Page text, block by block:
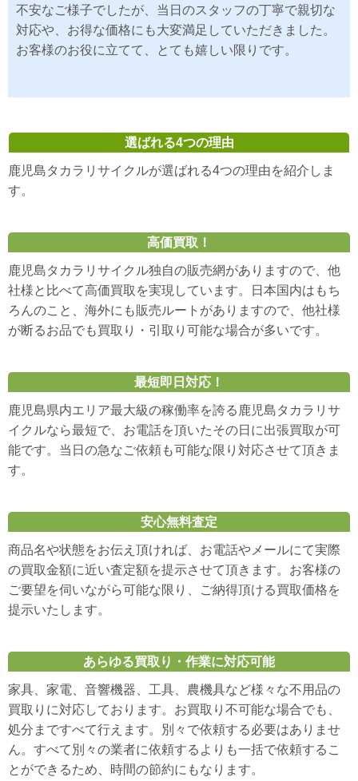
不安なご様子でしたが、当日のスタッフの丁寧で親切な
対応や、お得な価格にも大変満足していただきました。
お客様のお役に立てて、とても嬉しい限りです。
選ばれる4つの理由
鹿児島タカラリサイクルが選ばれる4つの理由を紹介しま
す。
高価買取！
鹿児島タカラリサイクル独自の販売網がありますので、他
社様と比べて高価買取を実現しています。日本国内はもち
ろんのこと、海外にも販売ルートがありますので、他社様
が断るお品でも買取り・引取り可能な場合が多いです。
最短即日対応！
鹿児島県内エリア最大級の稼働率を誇る鹿児島タカラリサ
イクルなら最短で、お電話を頂いたその日に出張買取が可
能です。当日の急なご依頼も可能な限り対応させて頂きま
す。
安心無料査定
商品名や状態をお伝え頂ければ、お電話やメールにて実際
の買取金額に近い査定額を提示させて頂きます。お客様の
ご要望を伺いながら可能な限り、ご納得頂ける買取価格を
提示いたします。
あらゆる買取り・作業に対応可能
家具、家電、音響機器、工具、農機具など様々な不用品の
買取りに対応しております。お買取り不可能な場合でも、
処分まですべて行えます。別々で依頼する必要はありませ
ん。すべて別々の業者に依頼するよりも一括で依頼するこ
とができるため、時間の節約にもなります。